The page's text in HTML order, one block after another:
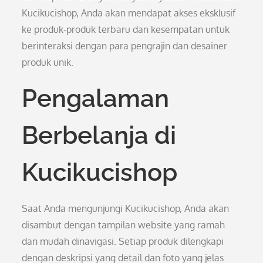
Kucikucishop, Anda akan mendapat akses eksklusif
ke produk-produk terbaru dan kesempatan untuk
berinteraksi dengan para pengrajin dan desainer
produk unik.
Pengalaman
Berbelanja di
Kucikucishop
Saat Anda mengunjungi Kucikucishop, Anda akan
disambut dengan tampilan website yang ramah
dan mudah dinavigasi. Setiap produk dilengkapi
dengan deskripsi yang detail dan foto yang jelas